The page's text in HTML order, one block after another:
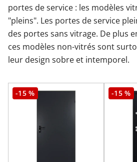
portes de service : les modèles
"pleins". Les portes de service
des portes sans vitrage. De plus
ces modèles non-vitrés sont
leur design sobre et intemporel.
-15 % -15 %